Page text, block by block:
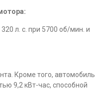
л. с. при 5700 об/мин. и
Кроме того, автомобиль
9,2 кВт-час, способной